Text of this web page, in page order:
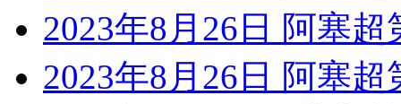
2023年8月26日 阿塞
2023年8月26日 阿塞